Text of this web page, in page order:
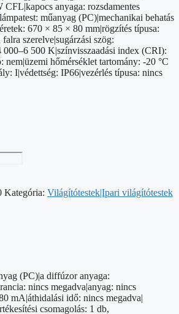
CFL|kapocs anyaga: rozsdamentes
műanyag (PC)|mechanikai behatás
670 × 85 × 80 mm|rögzítés típusa:
szerelve|sugárzási szög:
000–6 500 K|színvisszaadási index (CRI):
hőmérséklet tartomány: -20 °C
I|védettség: IP66|vezérlés típusa: nincs
Kategória: Világítótestek|Ipari világítótestek
(PC)|a diffúzor anyaga:
nincs megadva|anyag: nincs
mA|áthidalási idő: nincs megadva|
csomagolás: 1 db,